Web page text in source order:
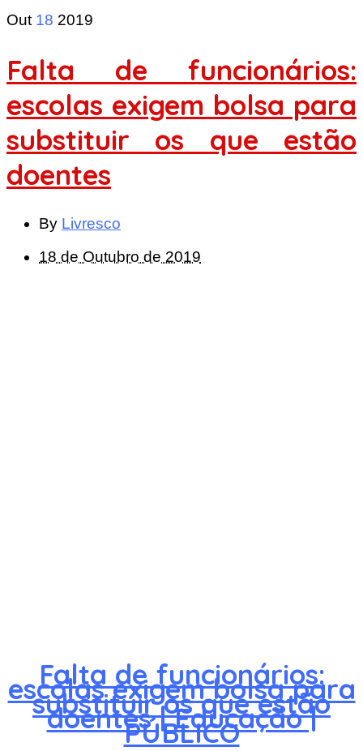
Out 18 2019
Falta de funcionários:
escolas exigem bolsa para
substituir os que estão
doentes
By Livresco
18 de Outubro de 2019
Falta de funcionários:
escolas exigem bolsa para
substituir os que estão
doentes | Educação |
PÚBLICO